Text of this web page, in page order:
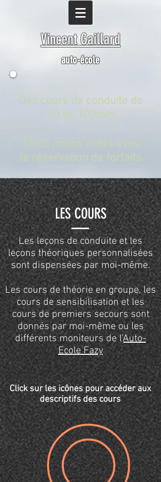
Vincent Gaillard
auto-école
Des cours de conduite de
50 ou 100min
Tarifs moins chers avec
la réservation de forfaits
LES COURS
Les leçons de conduite et les
leçons théoriques personnalisées
sont dispensées par moi-même.
Les cours de théorie en groupe, les
cours de sensibilisation et les
cours de premiers secours sont
donnés par moi-même ou les
différents moniteurs de l'Auto-
Ecole Fazy
Click sur les icônes pour accéder aux
descriptifs des cours